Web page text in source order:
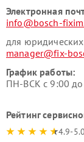
Электронная
info@bosch-
для
manager@fix-
График работы:
ПН-ВСК с 9:00
Рейтинг
4.9-5.0